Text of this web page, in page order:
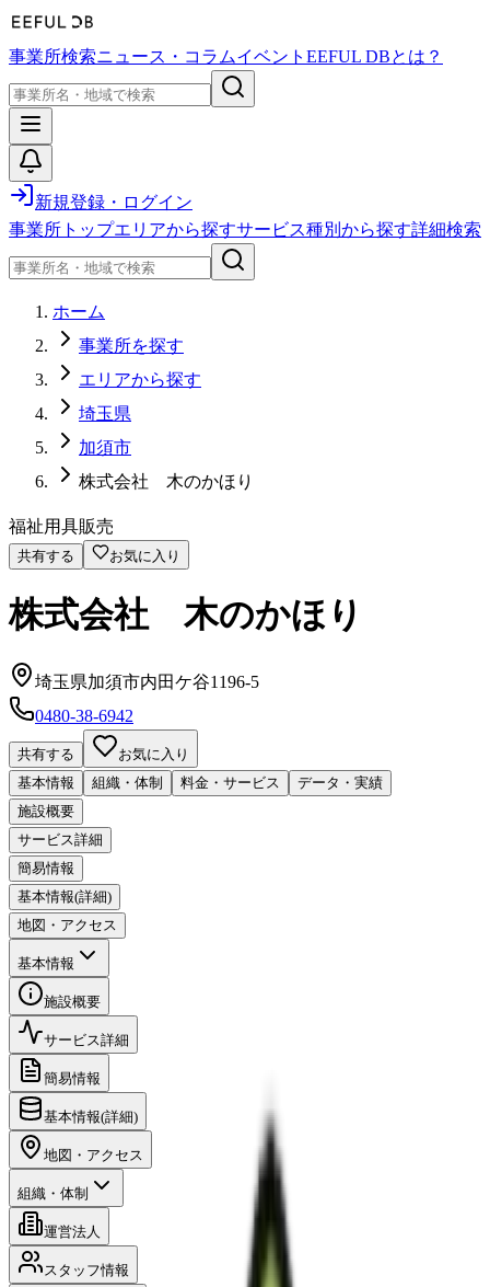
事業所検索ニュース・コラムイベント EEFUL DBとは？
新規登録・ログイン
事業所トップエリアから探すサービス種別から探す詳細検索
ホーム
事業所を探す
エリアから探す
埼玉県
加須市
株式会社 木のかほり
福祉用具販売
共有する お気に入り
株式会社 木のかほり
埼玉県加須市内田ケ谷1196-5
0480-38-6942
共有する
お気に入り
基本情報
組織・体制 料金・サービス
データ・実績
施設概要
サービス詳細
簡易情報
基本情報(詳細)
地図・アクセス
基本情報
施設概要
サービス詳細
簡易情報
基本情報(詳細)
地図・アクセス
組織・体制
運営法人
スタッフ情報